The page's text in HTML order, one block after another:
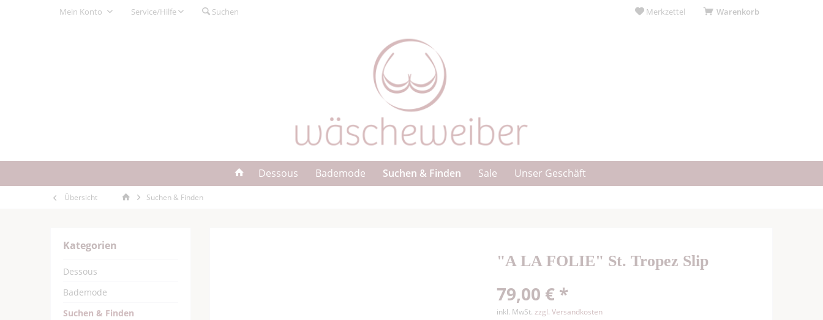
Warenkorb
Merkzettel
Mein Konto Service/Hilfe Suchen
Dessous Bademode Suchen & Finden Sale Unser Geschäft
Übersicht Suchen & Finden
Kategorien
Dessous
Bademode
Suchen & Finden
"A LA FOLIE" St. Tropez Slip
79,00 € *
inkl. MwSt. zzgl. Versandkosten